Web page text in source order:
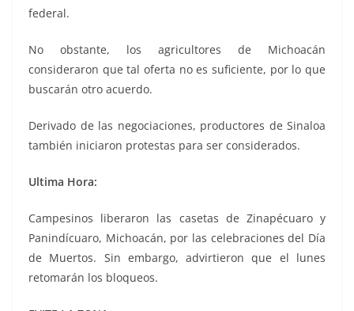
federal.
No obstante, los agricultores de Michoacán
consideraron que tal oferta no es suficiente, por lo que
buscarán otro acuerdo.
Derivado de las negociaciones, productores de Sinaloa
también iniciaron protestas para ser considerados.
Ultima Hora:
Campesinos liberaron las casetas de Zinapécuaro y
Panindícuaro, Michoacán, por las celebraciones del Día
de Muertos. Sin embargo, advirtieron que el lunes
retomarán los bloqueos.